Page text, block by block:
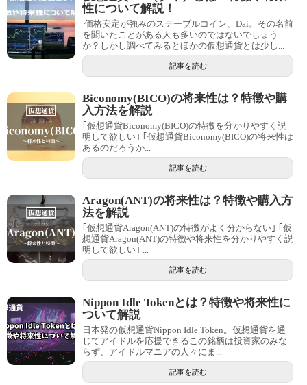
性について解説！
価格安定が強みのステーブルコイン、Dai。その名前
を聞いたことがある人も多いのではないでしょう
か？しかし調べてみるとほかの仮想通貨とは少し...
記事を読む
Biconomy(BICO)の将来性は？特徴や購
入方法を解説
｢仮想通貨Biconomy(BICO)の特徴を分かりやすく説
明して欲しい｣ ｢仮想通貨Biconomy(BICO)の将来性は
あるのだろうか...
記事を読む
Aragon(ANT)の将来性は？特徴や購入方
法を解説
｢仮想通貨Aragon(ANT)の特徴がよく分からない｣ ｢仮
想通貨Aragon(ANT)の特徴や将来性を分かりやすく説
明して欲しい｣ ...
記事を読む
Nippon Idle Tokenとは？特徴や将来性に
ついて解説
日本発の仮想通貨Nippon Idle Token。仮想通貨を通
じてアイドルを応援できるこの銘柄は投資家のみな
らず、アイドルマニアの人々にま...
記事を読む